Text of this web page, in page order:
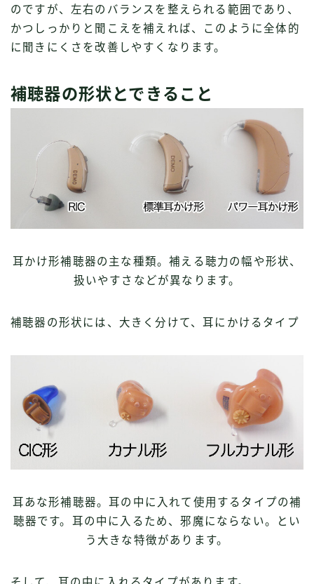
のですが、左右のバランスを整えられる範囲であり、
かつしっかりと聞こえを補えれば、このように全体的
に聞きにくさを改善しやすくなります。
補聴器の形状とできること
耳かけ形補聴器の主な種類。補える聴力の幅や形状、
扱いやすさなどが異なります。
補聴器の形状には、大きく分けて、耳にかけるタイプ
耳あな形補聴器。耳の中に入れて使用するタイプの補
聴器です。耳の中に入るため、邪魔にならない。とい
う大きな特徴があります。